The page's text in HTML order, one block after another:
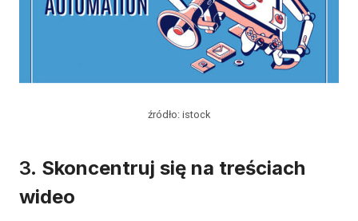
źródło: istock
3. Skoncentruj się na treściach
wideo